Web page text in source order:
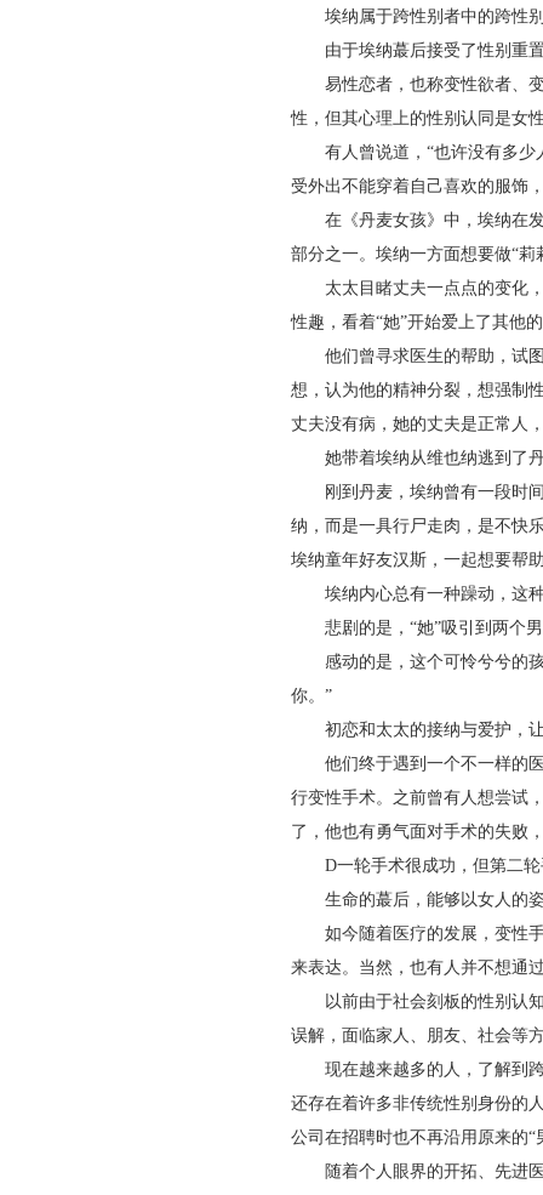
埃纳属于跨性别者中的跨性别
由于埃纳蕞后接受了性别重置
易性恋者，也称变性欲者、变
性，但其心理上的性别认同是女
有人曾说道，“也许没有多少
受外出不能穿着自己喜欢的服饰
在《丹麦女孩》中，埃纳在发
部分之一。埃纳一方面想要做“
太太目睹丈夫一点点的变化，
性趣，看着“她”开始爱上了其
他们曾寻求医生的帮助，试图
想，认为他的精神分裂，‍‍想强制
丈夫没有病，‍‍她的丈夫是正常人
她带着埃纳从‍‍维也纳逃到了丹
刚到丹麦，‍‍埃纳曾有一段时间
纳，而是一具行尸走肉，是不快
埃纳童年好友汉斯，一起‍想要帮
埃纳内心总有一种躁动，这种
悲剧的是，“她”吸引到两个男
感动的是，这个可怜兮兮的孩
你。”
初恋和太太的接纳与爱护，让
他们终于遇到‍‍一个不一样的医
行变性手术。之前曾有人想尝试
了，他也有勇气面对手术的失败
D一轮手术很成功，但第二轮
生命的蕞后，能够以女人的姿
如今随着医疗的发展，变性手
来表达。当然，也有人并不想通
以前由于社会刻板的性别认知
误解，面临家人、朋友、社会等
现在越来越多的人，了解到跨
还存在着许多非传统性别身份的
公司在招聘时也不再沿用原来的“
随着个人眼界的开拓、先进医